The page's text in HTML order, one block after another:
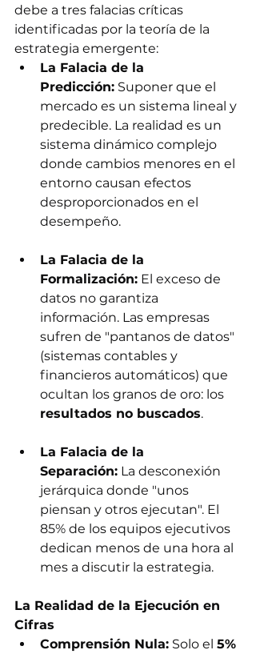
debe a tres falacias críticas
identificadas por la teoría de la
estrategia emergente:
La Falacia de la
Predicción: Suponer que el
mercado es un sistema lineal y
predecible. La realidad es un
sistema dinámico complejo
donde cambios menores en el
entorno causan efectos
desproporcionados en el
desempeño.
La Falacia de la
Formalización: El exceso de
datos no garantiza
información. Las empresas
sufren de "pantanos de datos"
(sistemas contables y
financieros automáticos) que
ocultan los granos de oro: los
resultados no buscados.
La Falacia de la
Separación: La desconexión
jerárquica donde "unos
piensan y otros ejecutan". El
85% de los equipos ejecutivos
dedican menos de una hora al
mes a discutir la estrategia.
La Realidad de la Ejecución en
Cifras
Comprensión Nula: Solo el 5%